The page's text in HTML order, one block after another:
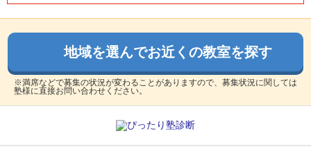
地域を選んでお近くの教室を探す
※満席などで募集の状況が変わることがありますので、募集状況に関しては
塾様に直接お問い合わせください。